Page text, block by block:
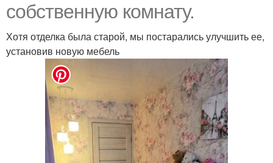
собственную комнату.
Хотя отделка была старой, мы постарались улучшить ее,
установив новую мебель